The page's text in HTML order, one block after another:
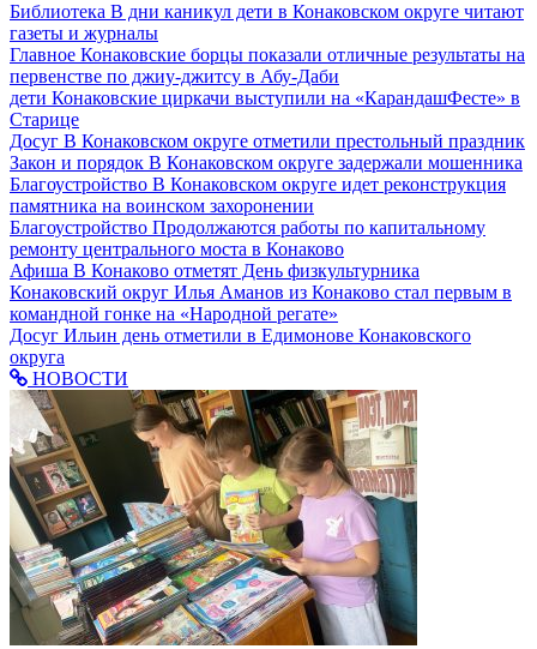
Библиотека В дни каникул дети в Конаковском округе читают
газеты и журналы
Главное Конаковские борцы показали отличные результаты на
первенстве по джиу-джитсу в Абу-Даби
дети Конаковские циркачи выступили на «КарандашФесте» в
Старице
Досуг В Конаковском округе отметили престольный праздник
Закон и порядок В Конаковском округе задержали мошенника
Благоустройство В Конаковском округе идет реконструкция
памятника на воинском захоронении
Благоустройство Продолжаются работы по капитальному
ремонту центрального моста в Конаково
Афиша В Конаково отметят День физкультурника
Конаковский округ Илья Аманов из Конаково стал первым в
командной гонке на «Народной регате»
Досуг Ильин день отметили в Едимонове Конаковского
округа
НОВОСТИ